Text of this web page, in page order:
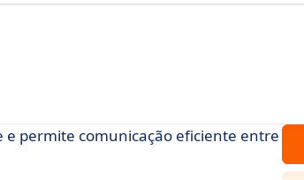
permite comunicação eficiente entre